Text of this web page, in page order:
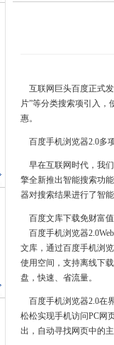
互联网巨头百度正式发
片”等分类搜索项引入
惠。
百度手机浏览器2.0多
早在互联网时代，我们
擎全新推出智能搜索功
器对搜索结果进行了智
百度文库下载免财富
百度手机浏览器
文库，通过百度手机浏
使用空间，支持离线下
盘，快速、省流量。
百度手机浏览器2.0在
松松实现手机访问PC网
出，自动寻找网页中的